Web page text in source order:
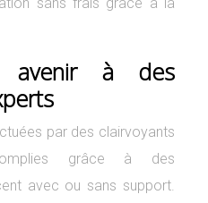
avenir à des
par des clairvoyants
grâce à des
avec ou sans support.